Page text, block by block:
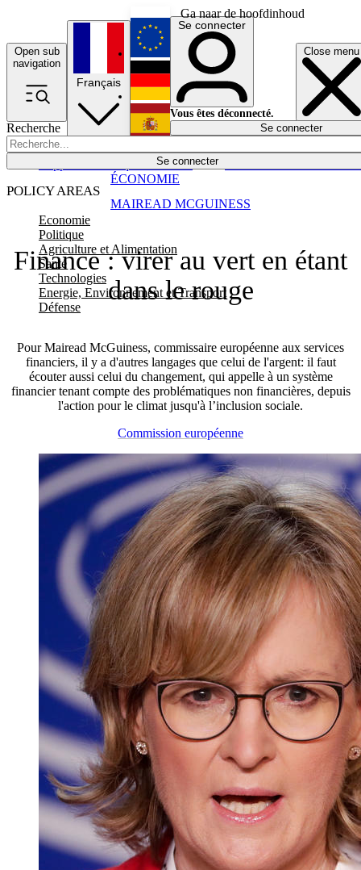
Ga naar de hoofdinhoud
Open sub
navigation
Close menu
Recherche
Se connecter
POLICY AREAS
Economie
Politique
Agriculture et Alimentation
Santé
Technologies
Energie, Environnement et Transport
Défense
Économie
Français
English
Deutsch
Español
Se connecter
Vous êtes déconnecté.
Se connecter
Finance : virer au vert en étant
dans le rouge
Pour Mairead McGuiness, commissaire européenne aux services
financiers, il y a d'autres langages que celui de l'argent: il faut
écouter aussi celui du changement, qui appelle à un système
financier tenant compte des problématiques non financières, depuis
l'action pour le climat jusqu'à l’inclusion sociale.
MAIREAD MCGUINESS
ÉCONOMIE
Commission européenne